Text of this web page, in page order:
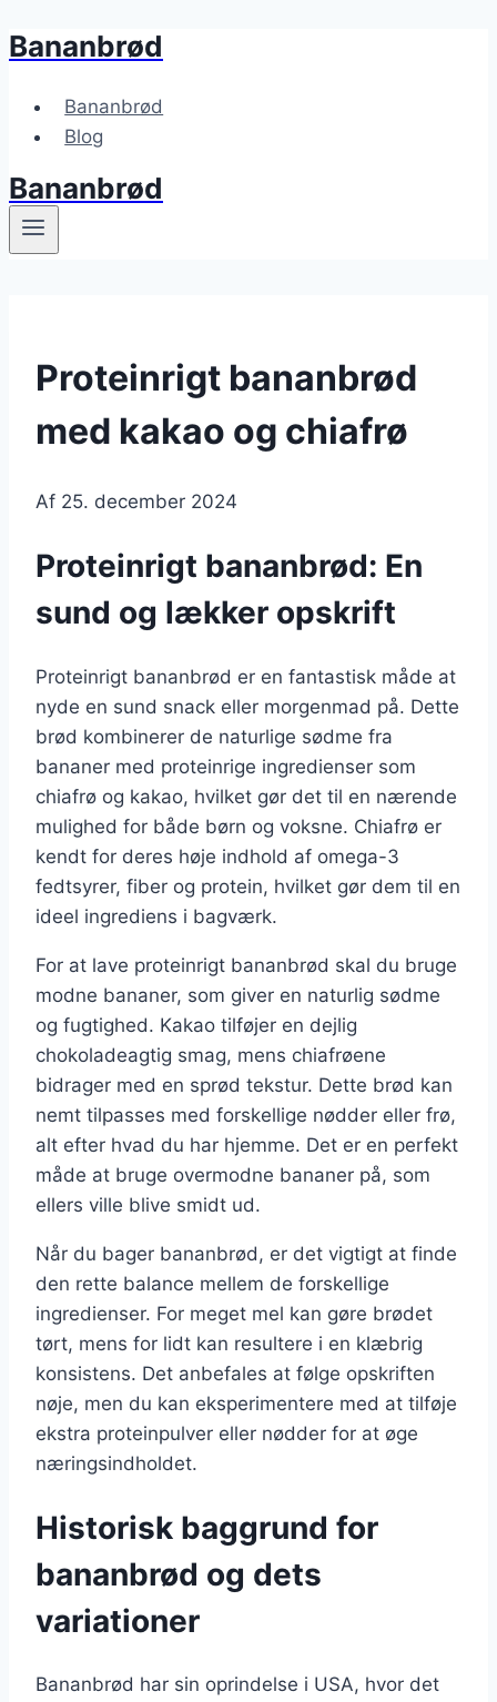
Fortsæt
indhold
Bananbrød
Bananbrød
Blog
Bananbrød
Proteinrigt bananbrød
med kakao og chiafrø
Af 25. december 2024
Proteinrigt bananbrød: En
sund og lækker opskrift
Proteinrigt bananbrød er en fantastisk måde at
nyde en sund snack eller morgenmad på. Dette
brød kombinerer de naturlige sødme fra
bananer med proteinrige ingredienser som
chiafrø og kakao, hvilket gør det til en nærende
mulighed for både børn og voksne. Chiafrø er
kendt for deres høje indhold af omega-3
fedtsyrer, fiber og protein, hvilket gør dem til en
ideel ingrediens i bagværk.
For at lave proteinrigt bananbrød skal du bruge
modne bananer, som giver en naturlig sødme
og fugtighed. Kakao tilføjer en dejlig
chokoladeagtig smag, mens chiafrøene
bidrager med en sprød tekstur. Dette brød kan
nemt tilpasses med forskellige nødder eller frø,
alt efter hvad du har hjemme. Det er en perfekt
måde at bruge overmodne bananer på, som
ellers ville blive smidt ud.
Når du bager bananbrød, er det vigtigt at finde
den rette balance mellem de forskellige
ingredienser. For meget mel kan gøre brødet
tørt, mens for lidt kan resultere i en klæbrig
konsistens. Det anbefales at følge opskriften
nøje, men du kan eksperimentere med at tilføje
ekstra proteinpulver eller nødder for at øge
næringsindholdet.
Historisk baggrund for
bananbrød og dets
variationer
Bananbrød har sin oprindelse i USA, hvor det